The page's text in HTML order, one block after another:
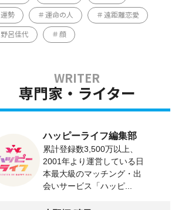
運勢 運命の人 遠距離恋愛
野呂佳代 顔
専門家・ライター
ハッピーライフ編集部
累計登録数3,500万以上、
2001年より運営している日
本最大級のマッチング・出
会いサービス「ハッピ...